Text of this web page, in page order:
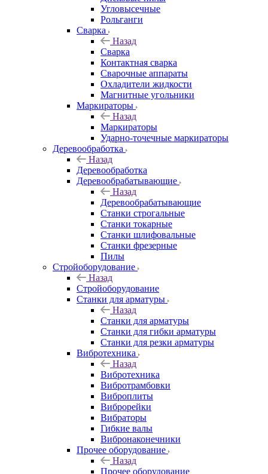
Угловысечные
Рольганги
Сварка
Назад
Сварка
Контактная сварка
Сварочные аппараты
Охладители жидкости
Магнитные угольники
Маркираторы
Назад
Маркираторы
Ударно-точечные маркираторы
Деревообработка
Назад
Деревообработка
Деревообрабатывающие
Назад
Деревообрабатывающие
Станки строгальные
Станки токарные
Станки шлифовальные
Станки фрезерные
Пилы
Стройоборудование
Назад
Стройоборудование
Станки для арматуры
Назад
Станки для арматуры
Станки для гибки арматуры
Станки для резки арматуры
Вибротехника
Назад
Вибротехника
Вибротрамбовки
Виброплиты
Виброрейки
Вибраторы
Гибкие валы
Вибронаконечники
Прочее оборудование
Назад
Прочее оборудование